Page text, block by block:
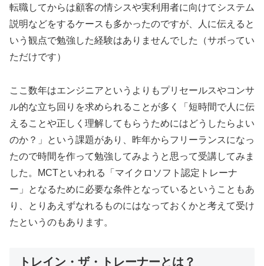
転職してからは顧客の情シスや実利用者に向けてシステム
説明などをするケースも多かったのですが、人に伝えると
いう観点で勉強した経験はありませんでした（サボってい
ただけです）
ここ数年はエンジニアというよりもプリセールスやコンサ
ル的な立ち回りを求められることが多く「短時間で人に伝
えることや正しく理解してもらうためにはどうしたらよい
のか？」という課題があり、昨年からフリーランスになっ
たので時間を作って勉強してみようと思って受講してみま
した。MCTといわれる「マイクロソフト認定トレーナ
ー」となるために必要な条件となっているということもあ
り、とりあえずなれるものにはなっておくかと考えて受け
たというのもあります。
トレイン・ザ・トレーナーとは？